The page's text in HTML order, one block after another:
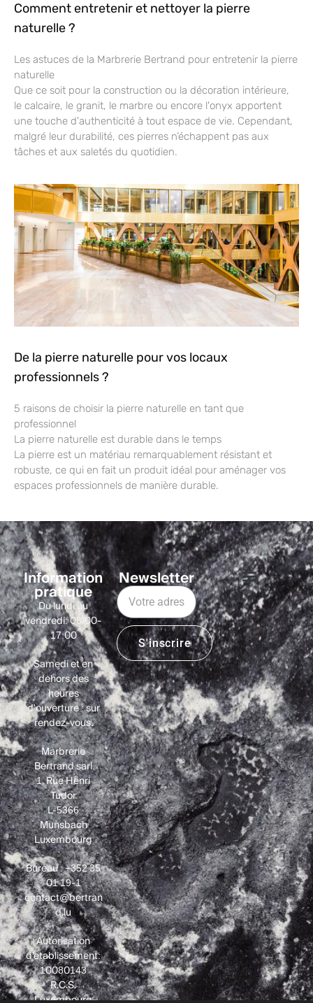
Comment entretenir et nettoyer la pierre
naturelle ?
Les astuces de la Marbrerie Bertrand pour entretenir la pierre
naturelle
Que ce soit pour la construction ou la décoration intérieure,
le calcaire, le granit, le marbre ou encore l'onyx apportent
une touche d'authenticité à tout espace de vie. Cependant,
malgré leur durabilité, ces pierres n’échappent pas aux
tâches et aux saletés du quotidien.
De la pierre naturelle pour vos locaux
professionnels ?
5 raisons de choisir la pierre naturelle en tant que
professionnel
La pierre naturelle est durable dans le temps
La pierre est un matériau remarquablement résistant et
robuste, ce qui en fait un produit idéal pour aménager vos
espaces professionnels de manière durable.
Information
pratique
Du lundi au
vendredi: 08:00-
17:00
Samedi et en
dehors des
heures
d'ouverture : sur
rendez-vous.
Marbrerie
Bertrand sàrl
1, Rue Henri
Tudor
L-5366
Munsbach
Luxembourg
Bureau : +352 35
01 19-1
contact@bertran
d.lu
Autorisation
d’établissement:
10080143
R.C.S.
Newsletter
S'inscrire